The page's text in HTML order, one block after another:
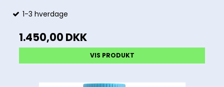
1-3 hverdage
1.450,00 DKK
VIS PRODUKT